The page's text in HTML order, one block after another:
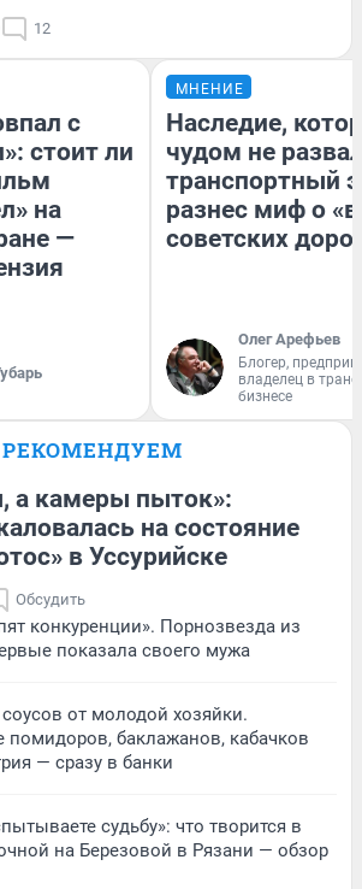
12
с
стоит ли
на
—
МНЕНИЕ
Наследие,
чудом не
транспортный
разнес миф о
советских
Олег Арефьев
Блогер,
владелец в
бизнесе
РЕКОМЕНДУЕМ
а камеры пыток»:
на состояние
в Уссурийске
Обсудить
конкуренции». Порнозвезда из
показала своего мужа
от молодой хозяйки.
помидоров, баклажанов, кабачков
— сразу в банки
судьбу»: что творится в
на Березовой в Рязани — обзор